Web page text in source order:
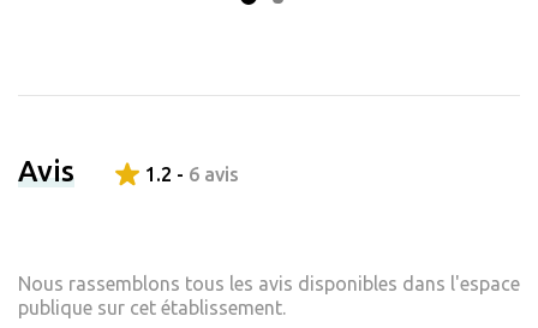
Avis 1.2 - 6 avis
Nous rassemblons tous les avis disponibles dans l'espace
publique sur cet établissement.